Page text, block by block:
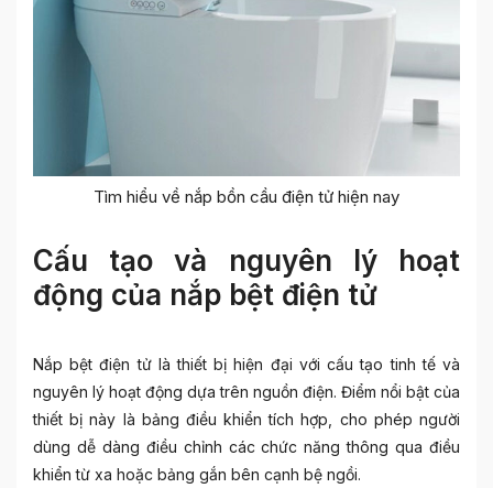
Tìm hiểu về nắp bồn cầu điện tử hiện nay
Cấu tạo và nguyên lý hoạt
động của nắp bệt điện tử
Nắp bệt điện tử là thiết bị hiện đại với cấu tạo tinh tế và
nguyên lý hoạt động dựa trên nguồn điện. Điểm nổi bật của
thiết bị này là bảng điều khiển tích hợp, cho phép người
dùng dễ dàng điều chỉnh các chức năng thông qua điều
khiển từ xa hoặc bảng gắn bên cạnh bệ ngồi.